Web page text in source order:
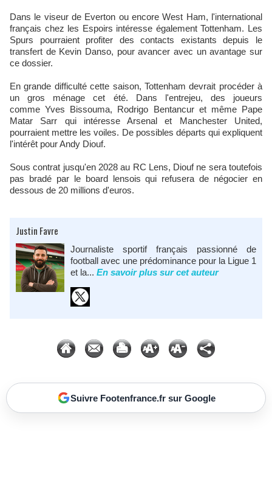
Dans le viseur de Everton ou encore West Ham, l'international
français chez les Espoirs intéresse également Tottenham. Les
Spurs pourraient profiter des contacts existants depuis le
transfert de Kevin Danso, pour avancer avec un avantage sur
ce dossier.
En grande difficulté cette saison, Tottenham devrait procéder à
un gros ménage cet été. Dans l'entrejeu, des joueurs
comme Yves Bissouma, Rodrigo Bentancur et même Pape
Matar Sarr qui intéresse Arsenal et Manchester United,
pourraient mettre les voiles. De possibles départs qui expliquent
l'intérêt pour Andy Diouf.
Sous contrat jusqu'en 2028 au RC Lens, Diouf ne sera toutefois
pas bradé par le board lensois qui refusera de négocier en
dessous de 20 millions d'euros.
Justin Favre
Journaliste sportif français passionné de
football avec une prédominance pour la Ligue 1
et la... En savoir plus sur cet auteur
Suivre Footenfrance.fr sur Google